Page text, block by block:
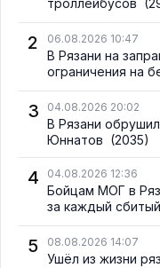
2 06.08.2026 10:47
В Рязани на
ограничения на
3 04.08.2026 20:02
В Рязани
Юннатов (2035)
4 04.08.2026 12:36
Бойцам МОГ в
за каждый
5 08.08.2026 14:07
Ушёл из жизни